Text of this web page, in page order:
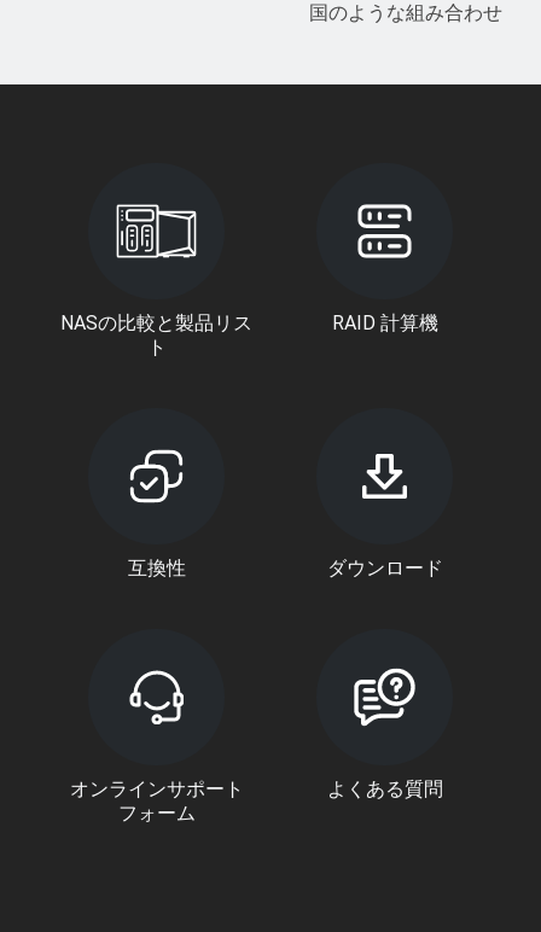
国のような組み合わせ
NASの比較と製品リス
ト
RAID 計算機
互換性 ダウンロード
オンラインサポート
フォーム
よくある質問